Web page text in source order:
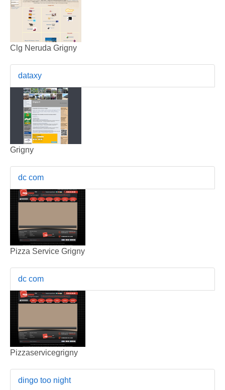
Clg Neruda Grigny
dataxy
Grigny
dc com
Pizza Service Grigny
dc com
Pizzaservicegrigny
dingo too night